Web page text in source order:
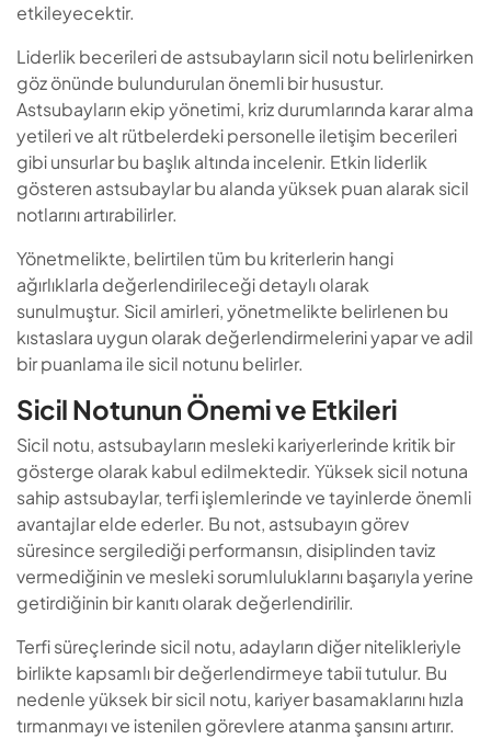
etkileyecektir.
Liderlik becerileri de astsubayların sicil notu belirlenirken
göz önünde bulundurulan önemli bir husustur.
Astsubayların ekip yönetimi, kriz durumlarında karar alma
yetileri ve alt rütbelerdeki personelle iletişim becerileri
gibi unsurlar bu başlık altında incelenir. Etkin liderlik
gösteren astsubaylar bu alanda yüksek puan alarak sicil
notlarını artırabilirler.
Yönetmelikte, belirtilen tüm bu kriterlerin hangi
ağırlıklarla değerlendirileceği detaylı olarak
sunulmuştur. Sicil amirleri, yönetmelikte belirlenen bu
kıstaslara uygun olarak değerlendirmelerini yapar ve adil
bir puanlama ile sicil notunu belirler.
Sicil Notunun Önemi ve Etkileri
Sicil notu, astsubayların mesleki kariyerlerinde kritik bir
gösterge olarak kabul edilmektedir. Yüksek sicil notuna
sahip astsubaylar, terfi işlemlerinde ve tayinlerde önemli
avantajlar elde ederler. Bu not, astsubayın görev
süresince sergilediği performansın, disiplinden taviz
vermediğinin ve mesleki sorumluluklarını başarıyla yerine
getirdiğinin bir kanıtı olarak değerlendirilir.
Terfi süreçlerinde sicil notu, adayların diğer nitelikleriyle
birlikte kapsamlı bir değerlendirmeye tabii tutulur. Bu
nedenle yüksek bir sicil notu, kariyer basamaklarını hızla
tırmanmayı ve istenilen görevlere atanma şansını artırır.